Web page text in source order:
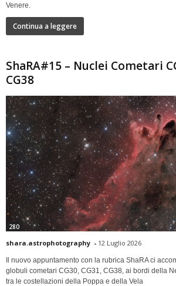
Venere.
Continua a leggere
ShaRA#15 – Nuclei Cometari
CG38
280
shara.astrophotography - 12 Luglio 2026
Il nuovo appuntamento con la rubrica ShaRA ci
globuli cometari CG30, CG31, CG38, ai bordi della
tra le costellazioni della Poppa e della Vela